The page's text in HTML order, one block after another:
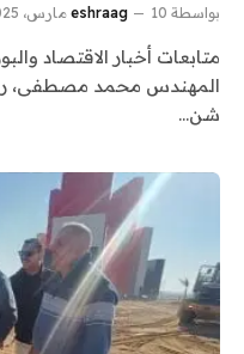
بواسطة eshraag 10 مارس، 2025
متابعات أخبار الاقتصاد
شن…